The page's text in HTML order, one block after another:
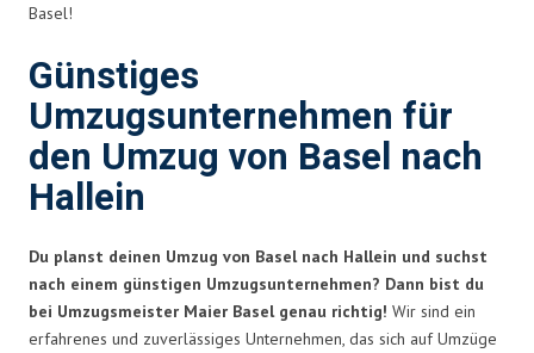
Basel!
Günstiges
Umzugsunternehmen für
den Umzug von Basel nach
Hallein
Du planst deinen Umzug von Basel nach Hallein und suchst
nach einem günstigen Umzugsunternehmen? Dann bist du
bei Umzugsmeister Maier Basel genau richtig! Wir sind ein
erfahrenes und zuverlässiges Unternehmen, das sich auf Umzüge